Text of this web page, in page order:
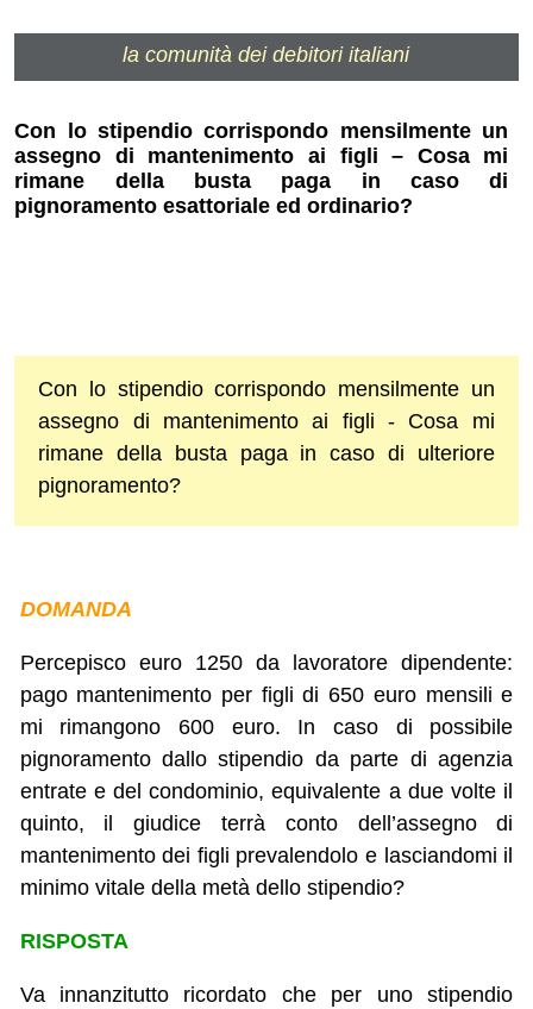
la comunità dei debitori italiani
Con lo stipendio corrispondo mensilmente un
assegno di mantenimento ai figli – Cosa mi
rimane della busta paga in caso di
pignoramento esattoriale ed ordinario?
Con lo stipendio corrispondo mensilmente un
assegno di mantenimento ai figli - Cosa mi
rimane della busta paga in caso di ulteriore
pignoramento?
DOMANDA
Percepisco euro 1250 da lavoratore dipendente:
pago mantenimento per figli di 650 euro mensili e
mi rimangono 600 euro. In caso di possibile
pignoramento dallo stipendio da parte di agenzia
entrate e del condominio, equivalente a due volte il
quinto, il giudice terrà conto dell’assegno di
mantenimento dei figli prevalendolo e lasciandomi il
minimo vitale della metà dello stipendio?
RISPOSTA
Va innanzitutto ricordato che per uno stipendio